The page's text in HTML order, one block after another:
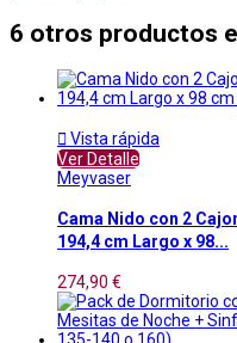
6 otros productos
 Vista rápida
Ver Detalle
Meyvaser
Cama Nido con 2
194,4 cm Largo x 98...
274,90 €